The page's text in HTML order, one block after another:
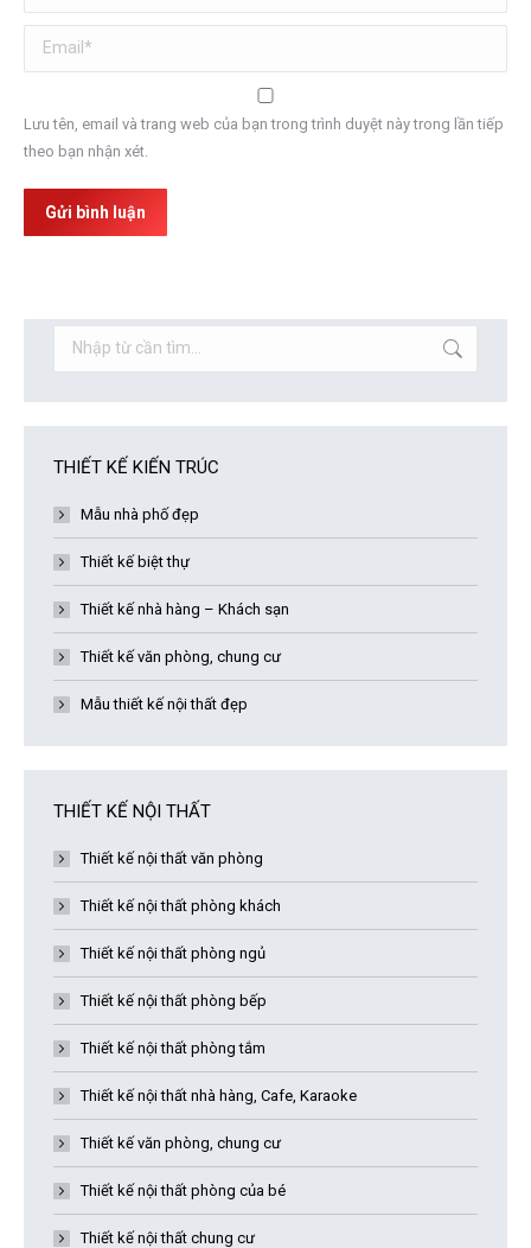
Email *
Lưu tên, email và trang web của bạn trong trình duyệt này trong lần tiếp
theo bạn nhận xét.
Gửi bình luận
THIẾT KẾ KIẾN TRÚC
Mẫu nhà phố đẹp
Thiết kế biệt thự
Thiết kế nhà hàng – Khách sạn
Thiết kế văn phòng, chung cư
Mẫu thiết kế nội thất đẹp
THIẾT KẾ NỘI THẤT
Thiết kế nội thất văn phòng
Thiết kế nội thất phòng khách
Thiết kế nội thất phòng ngủ
Thiết kế nội thất phòng bếp
Thiết kế nội thất phòng tắm
Thiết kế nội thất nhà hàng, Cafe, Karaoke
Thiết kế văn phòng, chung cư
Thiết kế nội thất phòng của bé
Thiết kế nội thất chung cư